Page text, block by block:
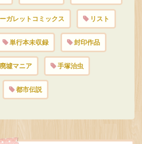
ガレットコミックス リスト
単行本未収録 封印作品
廃墟マニア 手塚治虫
都市伝説